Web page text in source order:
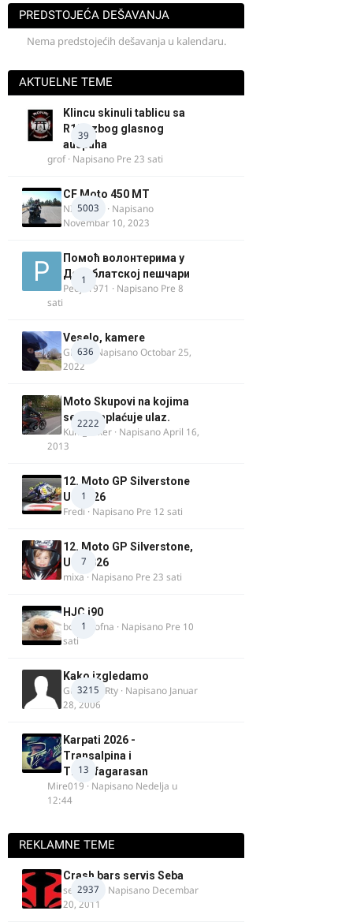
PREDSTOJEĆA DEŠAVANJA
Nema predstojećih dešavanja u kalendaru.
AKTUELNE TEME
39
Klincu skinuli tablicu sa
R125 zbog glasnog
auspuha
grof· Napisano Pre 23 sati
5003
CF Moto 450 MT
NIKOLA 1
· Napisano
Novembar 10, 2023
1
Помоћ волонтерима у
Делиблатској пешчари
Pedja1971 · Napisano Pre 8
sati
636
Veselo, kamere
GR 46· NapisanoOctobar 25,
2022
2222
Moto Skupovi na kojima
se ne naplaćuje ulaz.
Kum_Mixer · NapisanoApril 16,
2013
1
12. Moto GP Silverstone
UK 2026
Fredi · Napisano Pre 12 sati
7
12. Moto GP Silverstone,
UK, 2026
mixa · Napisano Pre 23 sati
1
HJC i90
bobi_krofna · Napisano Pre 10
sati
3215
Kako izgledamo
Guest diRRty · Napisano Januar
28, 2006
13
Karpati 2026 -
Transalpina i
Transfagarasan
Mire019 · Napisano Nedelja u
12:44
REKLAMNE TEME
2937
Crash bars servis Seba
seba011 · Napisano Decembar
20, 2011